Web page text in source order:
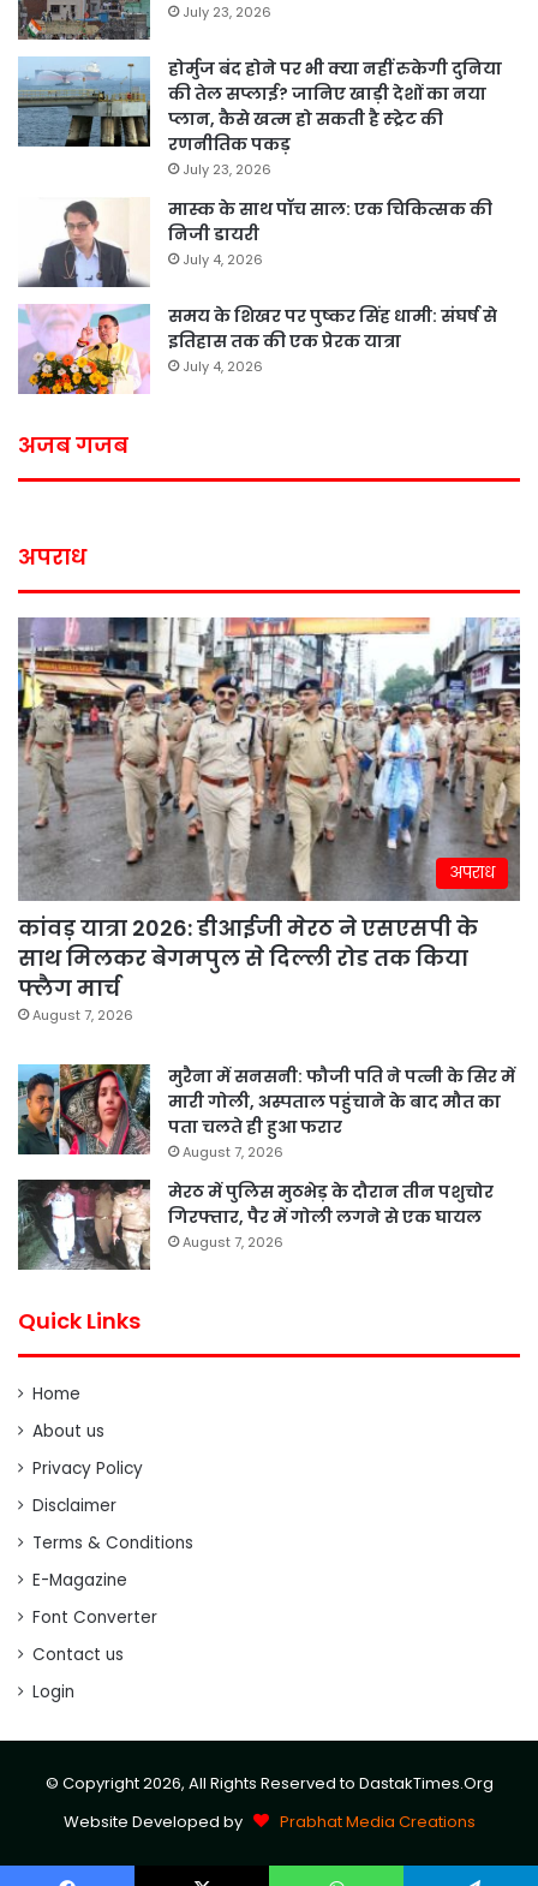
July 23, 2026
होर्मुज बंद होने पर भी क्या नहीं रुकेगी दुनिया
की तेल सप्लाई? जानिए खाड़ी देशों का नया
प्लान, कैसे खत्म हो सकती है स्ट्रेट की
रणनीतिक पकड़
July 23, 2026
मास्क के साथ पॉच साल: एक चिकित्सक की
निजी डायरी
July 4, 2026
समय के शिखर पर पुष्कर सिंह धामी: संघर्ष से
इतिहास तक की एक प्रेरक यात्रा
July 4, 2026
अजब गजब
अपराध
अपराध
कांवड़ यात्रा 2026: डीआईजी मेरठ ने एसएसपी के
साथ मिलकर बेगमपुल से दिल्ली रोड तक किया
फ्लैग मार्च
August 7, 2026
मुरैना में सनसनी: फौजी पति ने पत्नी के सिर में
मारी गोली, अस्पताल पहुंचाने के बाद मौत का
पता चलते ही हुआ फरार
August 7, 2026
मेरठ में पुलिस मुठभेड़ के दौरान तीन पशुचोर
गिरफ्तार, पैर में गोली लगने से एक घायल
August 7, 2026
Quick Links
Home
About us
Privacy Policy
Disclaimer
Terms & Conditions
E-Magazine
Font Converter
Contact us
Login
© Copyright 2026, All Rights Reserved to DastakTimes.Org
Website Developed by
Prabhat Media Creations